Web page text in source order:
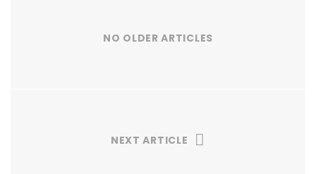
NO OLDER ARTICLES
NEXT ARTICLE